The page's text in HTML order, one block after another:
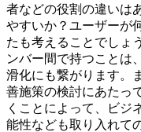
者などの役割の違いは
やすいか？ユーザーが
たも考えることでしょ
ンバー間で持つことは
滑化にも繋がります。
善施策の検討にあたっ
くことによって、ビジ
能性なども取り入れて